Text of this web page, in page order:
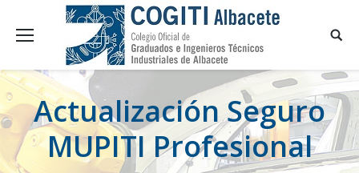
Actualización Seguro
MUPITI Profesional